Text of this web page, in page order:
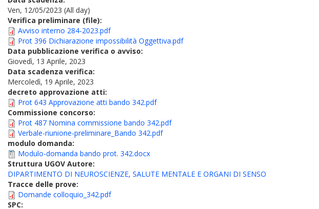
Ven, 12/05/2023 (All day)
Verifica preliminare (file):
Avviso interno 284-2023.pdf
Prot 396 Dichiarazione impossibilità Oggettiva.pdf
Data pubblicazione verifica o avviso:
Giovedì, 13 Aprile, 2023
Data scadenza verifica:
Mercoledì, 19 Aprile, 2023
decreto approvazione atti:
Prot 643 Approvazione atti bando 342.pdf
Commissione concorso:
Prot 487 Nomina commissione bando 342.pdf
Verbale-riunione-preliminare_Bando 342.pdf
modulo domanda:
Modulo-domanda bando prot. 342.docx
Struttura UGOV Autore:
DIPARTIMENTO DI NEUROSCIENZE, SALUTE MENTALE E ORGANI DI SENSO
Tracce delle prove:
Domande colloquio_342.pdf
SPC: